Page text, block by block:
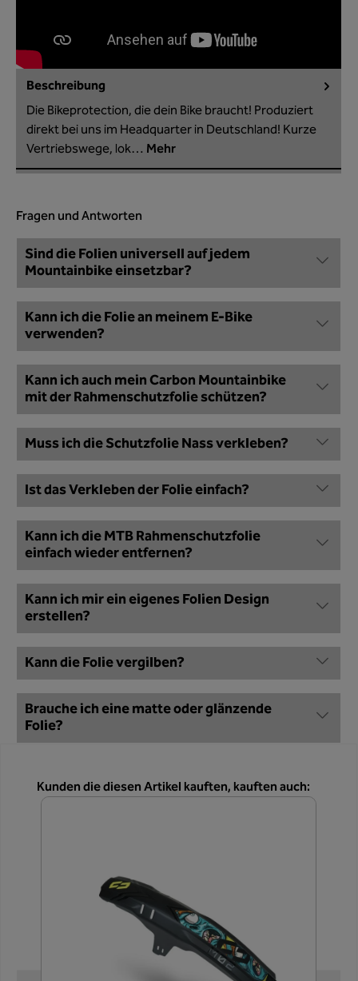
Beschreibung
Die Bikeprotection, die dein Bike braucht! Produziert
direkt bei uns im Headquarter in Deutschland! Kurze
Vertriebswege, lok… Mehr
Fragen und Antworten
Sind die Folien universell auf jedem
Mountainbike einsetzbar?
Kann ich die Folie an meinem E-Bike
verwenden?
Kann ich auch mein Carbon Mountainbike
mit der Rahmenschutzfolie schützen?
Muss ich die Schutzfolie Nass verkleben?
Ist das Verkleben der Folie einfach?
Kann ich die MTB Rahmenschutzfolie
einfach wieder entfernen?
Kann ich mir ein eigenes Folien Design
erstellen?
Kann die Folie vergilben?
Brauche ich eine matte oder glänzende
Folie?
Produktgalerie überspringen
Kunden die diesen Artikel kauften, kauften auch: